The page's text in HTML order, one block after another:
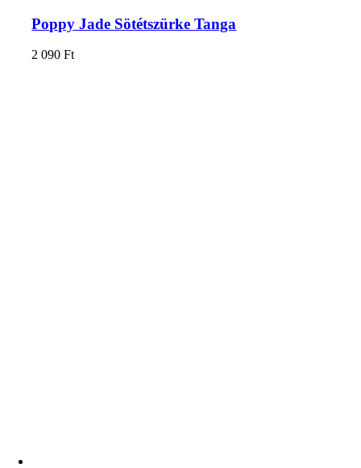
Poppy Jade Sötétszürke Tanga
2 090Ft